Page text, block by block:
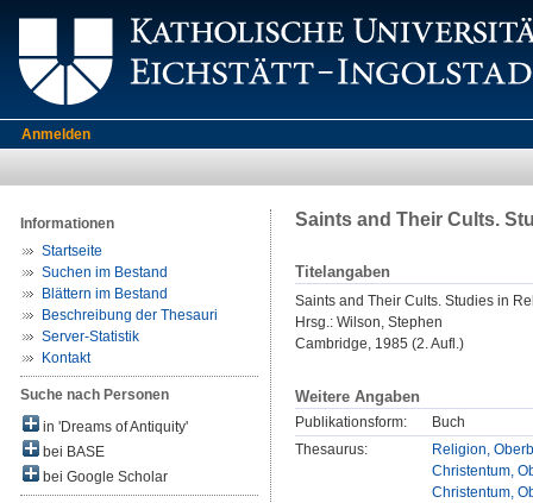
Anmelden
Informationen
Startseite
Suchen im Bestand
Blättern im Bestand
Beschreibung der Thesauri
Server-Statistik
Kontakt
Suche nach Personen
in 'Dreams of Antiquity'
bei BASE
bei Google Scholar
Saints and Their Cults.
Titelangaben
Saints and Their Cults. Studies in
Hrsg.: Wilson, Stephen
Cambridge, 1985 (2. Aufl.)
Weitere Angaben
Publikationsform:
Buch
Thesaurus:
Religion,
Christentum,
Christentum,